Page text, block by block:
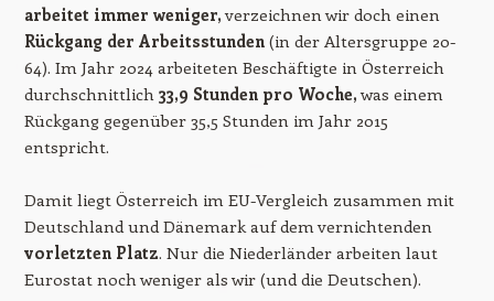
arbeitet immer weniger,verzeichnen wir doch einen
Rückgang der Arbeitsstunden(in der Altersgruppe 20-
64). Im Jahr 2024 arbeiteten Beschäftigte in Österreich
durchschnittlich33,9 Stunden pro Woche,was einem
Rückgang gegenüber 35,5 Stunden im Jahr 2015
entspricht.
Damit liegt Österreich im EU-Vergleich zusammen mit
Deutschland und Dänemark auf dem vernichtenden
vorletzten Platz. Nur die Niederländer arbeiten laut
Eurostat noch weniger als wir (und die Deutschen).